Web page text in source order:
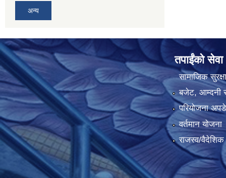
अन्य
तपाईंको सेवा
सामाजिक सुरक्षा
बजेट, आम्दनी
परियोजना
वर्तमान योजना
राजस्व/वैदेशिक